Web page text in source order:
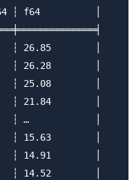
┆ f64          │
┆ 26.85        │
┆ 26.28        │
┆ 25.08        │
┆ 21.84        │
┆ …            │
┆ 15.63        │
┆ 14.91        │
┆ 14.52        │